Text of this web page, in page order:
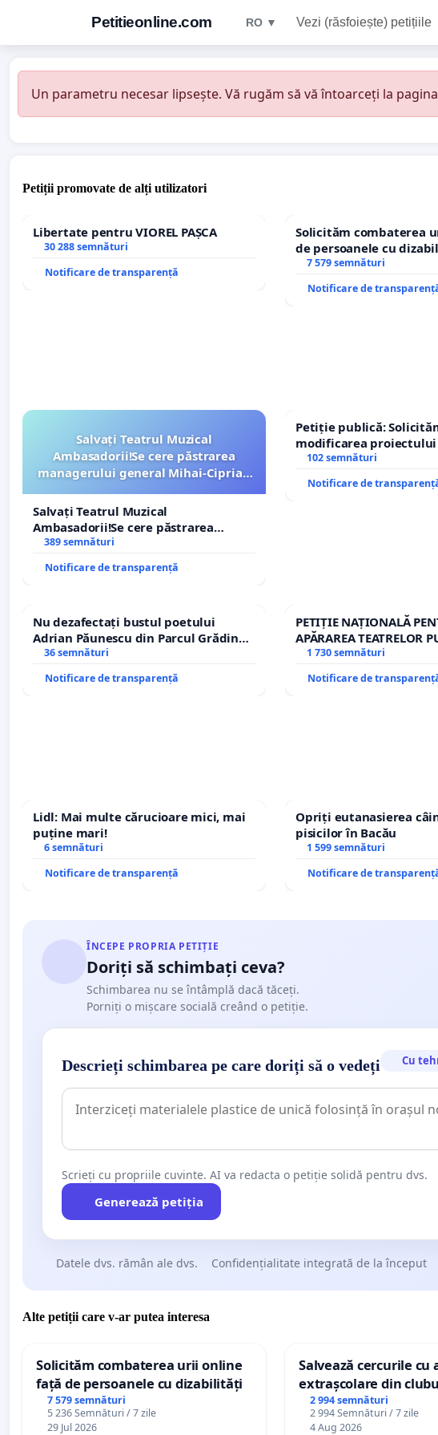
Petitieonline.com RO ▼ Vezi (răsfoiește) petițiile
Un parametru necesar lipsește. Vă rugăm să vă întoarceți la
Petiții promovate de alți utilizatori
Libertate pentru VIOREL PAȘCA
30 288 semnături
Notificare de transparență
Solicităm combaterea
de persoanele cu
7 579 semnături
Notificare de
Salvați Teatrul Muzical
Ambasadorii!Se cere păstrarea
managerului general Mihai-Ciprian
Salvați Teatrul Muzical
Ambasadorii!Se cere păstrarea
managerului general Mihai-Ciprian
ROGOJAN
389 semnături
Notificare de transparență
Petiție publică:
modificarea proiectului
– Hanu Conachi) prin
traseului în afara
102 semnături
Notificare de
Nu dezafectați bustul poetului
Adrian Păunescu din Parcul Grădina
Icoanei! Stop cenzurii culturale!
36 semnături
Notificare de transparență
PETIȚIE NAȚIONALĂ
APĂRAREA TEATRELOR
REPERTORIU DIN
1 730 semnături
Notificare de
Lidl: Mai multe cărucioare mici, mai
puține mari!
6 semnături
Notificare de transparență
Opriți eutanasierea
pisicilor în Bacău
1 599 semnături
Notificare de
ÎNCEPE PROPRIA PETIȚIE
Doriți să schimbați ceva?
Schimbarea nu se întâmplă dacă tăceți.
Porniți o mișcare socială creând o petiție.
Descrieți schimbarea pe care doriți să o vedeți Cu
Scrieți cu propriile cuvinte. AI va redacta o petiție solidă pentru dvs.
Generează petiția
Datele dvs. rămân ale dvs. Confidențialitate integrată de la început
Alte petiții care v-ar putea interesa
Solicităm combaterea urii online
față de persoanele cu dizabilități
7 579 semnături
5 236 Semnături / 7 zile
29 Jul 2026
Salvează cercurile
extrașcolare din
palatele copiilor
2 994 semnături
2 994 Semnături / 7 zile
4 Aug 2026